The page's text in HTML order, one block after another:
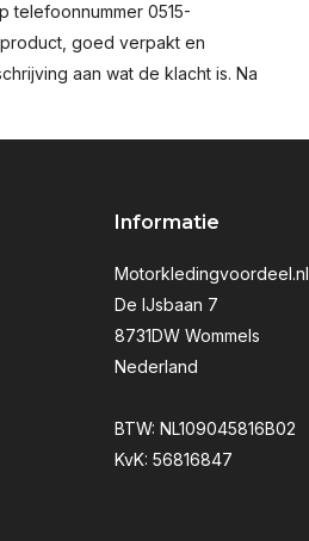
telefoonnummer 0515-
goed verpakt en
aan wat de klacht is. Na
Informatie
Motorkledingvoordeel.nl
De IJsbaan 7
8731DW Wommels
Nederland
BTW: NL109045816B02
KvK: 56816847